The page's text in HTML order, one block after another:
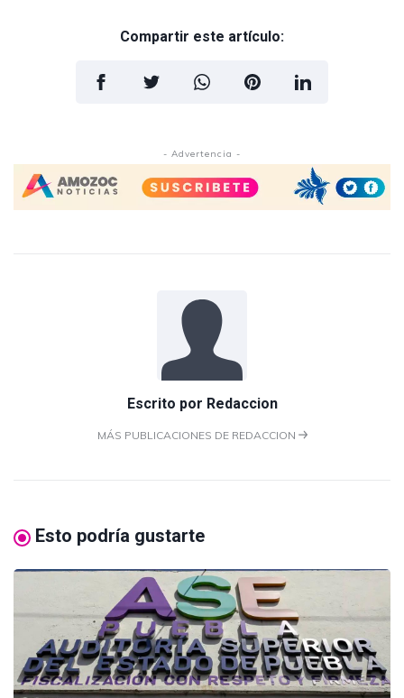
Compartir este artículo:
- Advertencia -
Escrito por Redaccion
MÁS PUBLICACIONES DE REDACCION
Esto podría gustarte